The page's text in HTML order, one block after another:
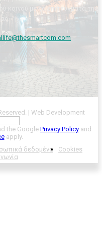
κοινού με τα επιτεύγματα της
| Web Development
the Google Privacy Policy and
apply.
δεδομένα
Cookies